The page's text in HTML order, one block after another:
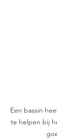
Een bassin
te helpen bij